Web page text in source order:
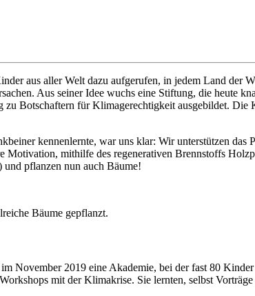
aus aller Welt dazu aufgerufen, in jedem Land der
Aus seiner Idee wuchs eine Stiftung, die heute
Botschaftern für Klimagerechtigkeit ausgebildet.
kennenlernte, war uns klar: Wir unterstützen das
Motivation, mithilfe des regenerativen Brennstoffs
und pflanzen nun auch Bäume!
Bäume gepflanzt.
November 2019 eine Akademie, bei der fast 80
mit der Klimakrise. Sie lernten, selbst